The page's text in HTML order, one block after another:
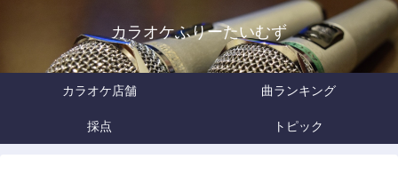
カラオケふりーたいむず
カラオケ店舗 曲ランキング
採点 トピック